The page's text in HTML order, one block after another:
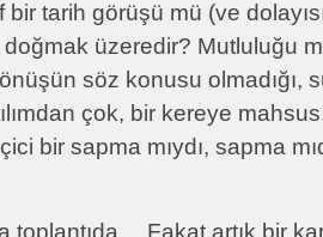
bir tarih görüşü mü (ve
doğmak üzeredir? Mutluluğu
söz konusu olmadığı,
çok, bir kereye
bir sapma mıydı, sapma
toplantıda… Fakat artık bir